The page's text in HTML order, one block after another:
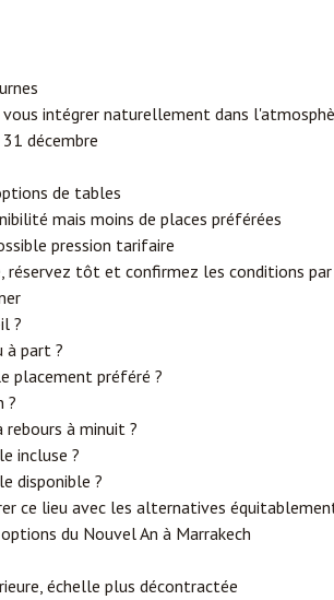
vous intégrer naturellement dans
décembre
de tables
mais moins de places préférées
pression tarifaire
réservez tôt et confirmez les conditions
?
à part ?
placement préféré ?
?
à minuit ?
incluse ?
disponible ?
ce lieu avec les alternatives
du Nouvel An à Marrakech
échelle plus décontractée